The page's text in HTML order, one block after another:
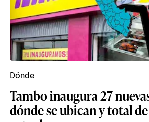
Tambo inaugura 27
dónde se ubican y total
Dónde